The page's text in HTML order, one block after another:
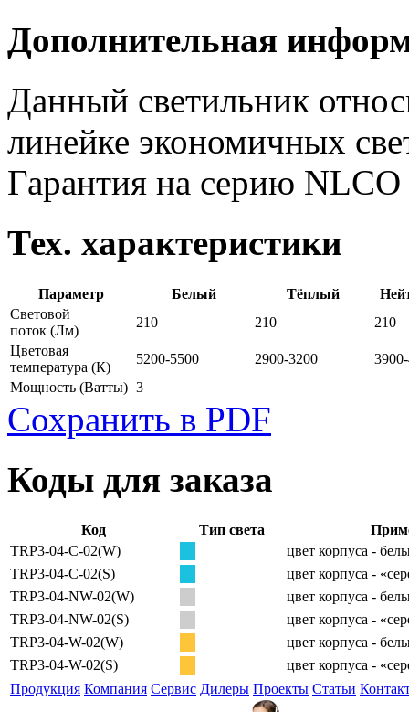
Дополнительная
Данный светильник
линейке экономичных
Гарантия на серию
Тех. характеристики
Параметр Белый Тёплый
Световой
поток (Лм)
210 210
210
Цветовая
температура (К)
5200-5500 2900-3200
Мощность (Ватты) 3
Сохранить в PDF
Коды для заказа
Код Тип света
TRP3-04-C-02(W)
цвет корпуса -
TRP3-04-C-02(S)
цвет корпуса -
TRP3-04-NW-02(W)
цвет корпуса -
TRP3-04-NW-02(S)
цвет корпуса -
TRP3-04-W-02(W)
цвет корпуса -
TRP3-04-W-02(S)
цвет корпуса -
Продукция Компания Сервис Дилеры Проекты Статьи